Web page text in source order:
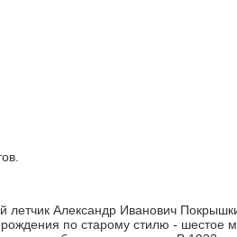
Александр Иванович
рождения по старому стилю -